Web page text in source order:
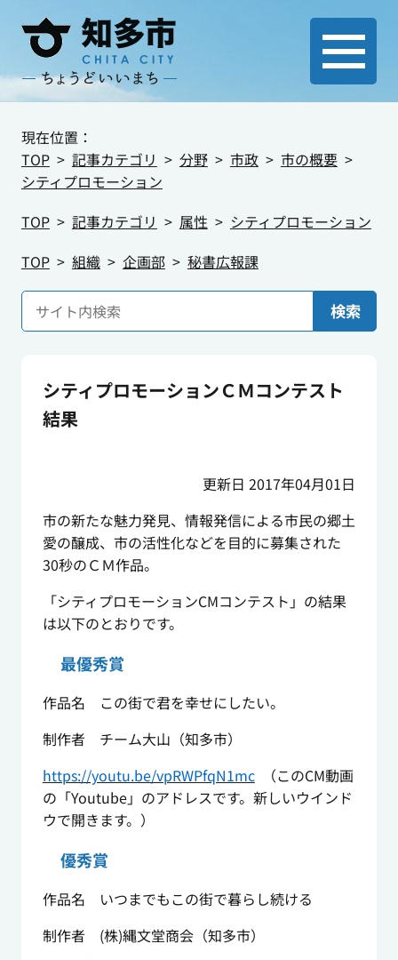
現在位置：
TOP
記事カテゴリ 分野 市政
市の概要
シティプロモーション
TOP
記事カテゴリ 属性
シティプロモーション
TOP
組織 企画部 秘書広報課
検索
シティプロモーションＣＭコンテスト
結果
更新日 2017年04月01日
市の新たな魅力発見、情報発信による市民の郷土
愛の醸成、市の活性化などを目的に募集された
30秒のＣＭ作品。
「シティプロモーションCMコンテスト」の結果
は以下のとおりです。
最優秀賞
作品名 この街で君を幸せにしたい。
制作者 チーム大山（知多市）
https://youtu.be/vpRWPfqN1mc（このCM動画
の「Youtube」のアドレスです。新しいウインド
ウで開きます。）
優秀賞
作品名 いつまでもこの街で暮らし続ける
制作者 (株)縄文堂商会（知多市）